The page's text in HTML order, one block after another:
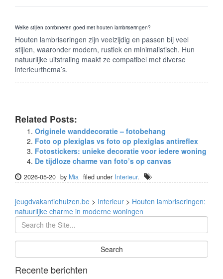
Welke stijlen combineren goed met houten lambriseringen?
Houten lambriseringen zijn veelzijdig en passen bij veel
stijlen, waaronder modern, rustiek en minimalistisch. Hun
natuurlijke uitstraling maakt ze compatibel met diverse
interieurthema’s.
Related Posts:
Originele wanddecoratie – fotobehang
Foto op plexiglas vs foto op plexiglas antireflex
Fotostickers: unieke decoratie voor iedere woning
De tijdloze charme van foto’s op canvas
2026-05-20 by Mia filed under Interieur.
jeugdvakantiehuizen.be > Interieur > Houten lambriseringen:
natuurlijke charme in moderne woningen
Recente berichten